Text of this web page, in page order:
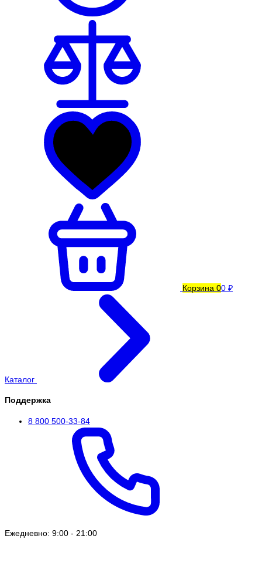
Корзина 00 ₽
Каталог
Поддержка
8 800 500-33-84
Ежедневно: 9:00 - 21:00